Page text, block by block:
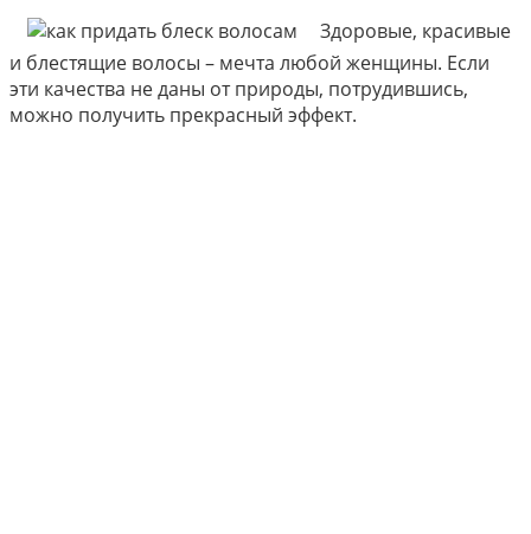
Здоровые, красивые
и блестящие волосы – мечта любой женщины. Если
эти качества не даны от природы, потрудившись,
можно получить прекрасный эффект.